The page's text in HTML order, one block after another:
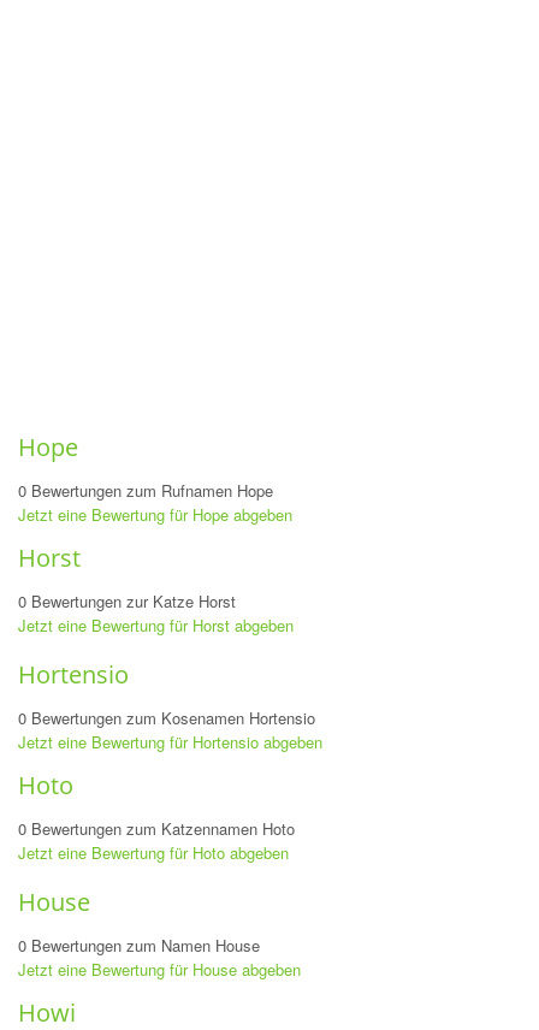
Hope
0 Bewertungen zum Rufnamen Hope
Jetzt eine Bewertung für Hope abgeben
Horst
0 Bewertungen zur Katze Horst
Jetzt eine Bewertung für Horst abgeben
Hortensio
0 Bewertungen zum Kosenamen Hortensio
Jetzt eine Bewertung für Hortensio abgeben
Hoto
0 Bewertungen zum Katzennamen Hoto
Jetzt eine Bewertung für Hoto abgeben
House
0 Bewertungen zum Namen House
Jetzt eine Bewertung für House abgeben
Howi